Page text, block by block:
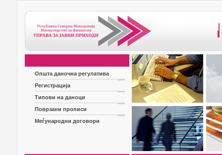
Општа даночна регулатива
Регистрација
Типови на даноци
Поврзани прописи
Меѓународни договори